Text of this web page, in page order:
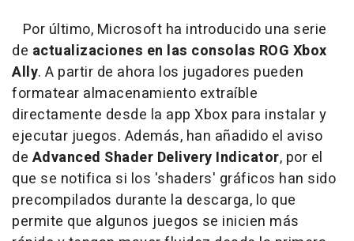
Por último, Microsoft ha introducido una serie
de actualizaciones en las consolas ROG Xbox
Ally. A partir de ahora los jugadores pueden
formatear almacenamiento extraíble
directamente desde la app Xbox para instalar y
ejecutar juegos. Además, han añadido el aviso
de Advanced Shader Delivery Indicator, por el
que se notifica si los 'shaders' gráficos han sido
precompilados durante la descarga, lo que
permite que algunos juegos se inicien más